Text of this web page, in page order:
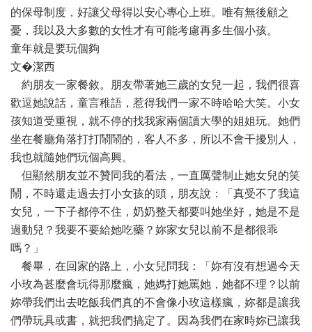
的保母制度，好讓父母得以安心專心上班。唯有無後顧之
憂，我以及大多數的女性才有可能考慮再多生個小孩。
童年就是要玩個夠
文�潔西
約朋友一家餐敘。朋友帶著她三歲的女兒一起，我們很喜
歡逗她說話，童言稚語，惹得我們一家不時哈哈大笑。小女
孩知道受重視，就不停的找我家兩個讀大學的姐姐玩。她們
坐在餐廳角落打打鬧鬧的，客人不多，所以不會干擾別人，
我也就隨她們玩個高興。
但顯然朋友並不贊同我的看法，一直厲聲制止她女兒的笑
鬧，不時還走過去打小女孩的頭，朋友說：「真受不了我這
女兒，一下子都停不住，奶奶整天都要叫她坐好，她是不是
過動兒？我要不要給她吃藥？妳家女兒以前不是都很乖
嗎？」
餐畢，在回家的路上，小女兒問我：「妳有沒有想過今天
小玫為甚麼會玩得那麼瘋，她媽打她罵她，她都不理？以前
妳帶我們出去吃飯我們真的不會像小玫這樣瘋，妳都是讓我
們帶玩具或書，就把我們搞定了。因為我們在家時妳已讓我